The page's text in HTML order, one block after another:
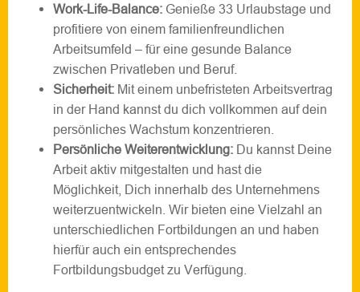
Work-Life-Balance: Genieße 33 Urlaubstage und
profitiere von einem familienfreundlichen
Arbeitsumfeld – für eine gesunde Balance
zwischen Privatleben und Beruf.
Sicherheit: Mit einem unbefristeten Arbeitsvertrag
in der Hand kannst du dich vollkommen auf dein
persönliches Wachstum konzentrieren.
Persönliche Weiterentwicklung: Du kannst Deine
Arbeit aktiv mitgestalten und hast die
Möglichkeit, Dich innerhalb des Unternehmens
weiterzuentwickeln. Wir bieten eine Vielzahl an
unterschiedlichen Fortbildungen an und haben
hierfür auch ein entsprechendes
Fortbildungsbudget zu Verfügung.